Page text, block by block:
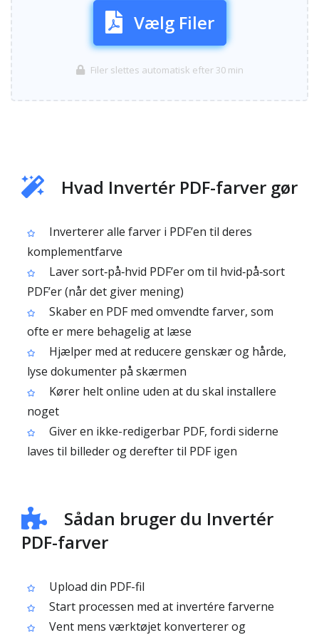
Vælg Filer
Filer slettes automatisk efter 30 min
Hvad Invertér PDF-farver gør
Inverterer alle farver i PDF’en til deres
komplementfarve
Laver sort‑på‑hvid PDF’er om til hvid‑på‑sort
PDF’er (når det giver mening)
Skaber en PDF med omvendte farver, som
ofte er mere behagelig at læse
Hjælper med at reducere genskær og hårde,
lyse dokumenter på skærmen
Kører helt online uden at du skal installere
noget
Giver en ikke-redigerbar PDF, fordi siderne
laves til billeder og derefter til PDF igen
Sådan bruger du Invertér
PDF-farver
Upload din PDF-fil
Start processen med at invertére farverne
Vent mens værktøjet konverterer og